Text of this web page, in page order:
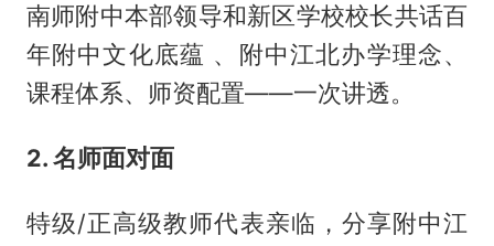
南师附中本部领导和新区学校校长共话百
年附中文化底蕴 、附中江北办学理念、
课程体系、师资配置——一次讲透。
2. 名师面对面
特级/正高级教师代表亲临，分享附中江